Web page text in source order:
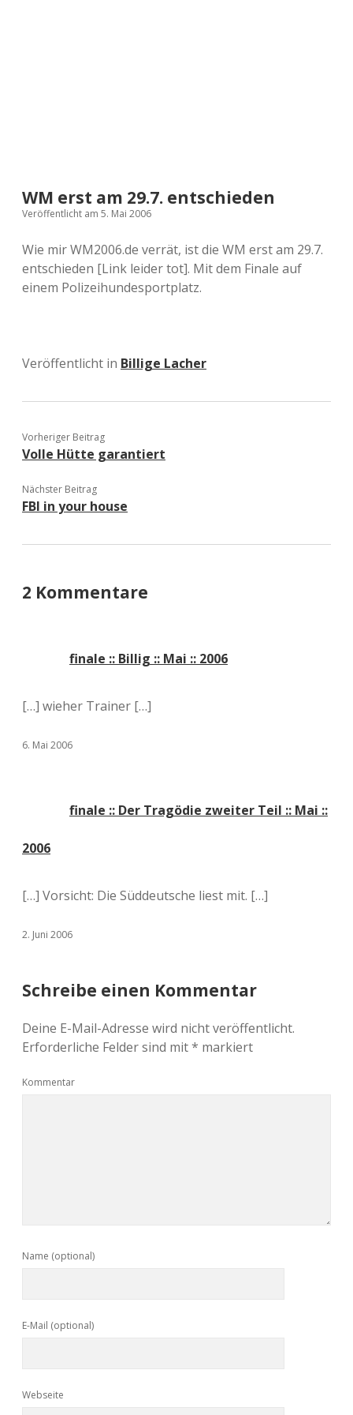
WM erst am 29.7. entschieden
Veröffentlicht am 5. Mai 2006
Wie mir WM2006.de verrät, ist die WM erst am 29.7.
entschieden [Link leider tot]. Mit dem Finale auf
einem Polizeihundesportplatz.
Veröffentlicht in Billige Lacher
Vorheriger Beitrag
Volle Hütte garantiert
Nächster Beitrag
FBI in your house
2 Kommentare
finale :: Billig :: Mai :: 2006
[…] wieher Trainer […]
6. Mai 2006
finale :: Der Tragödie zweiter Teil :: Mai ::
2006
[…] Vorsicht: Die Süddeutsche liest mit. […]
2. Juni 2006
Schreibe einen Kommentar
Deine E-Mail-Adresse wird nicht veröffentlicht.
Erforderliche Felder sind mit* markiert
Kommentar
Name (optional)
E-Mail (optional)
Webseite